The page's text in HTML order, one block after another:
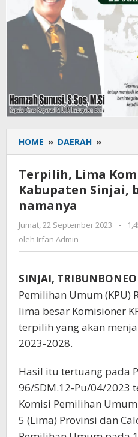
HOME » DAERAH »
Lima
untuk
KPU
berikut
Terpilih, Lima
Kabupaten Sinjai,
namanya
Jumat, 22 September 2023
oleh
-
oleh Irfan Admin
SINJAI,
Pemilihan Umum (KPU)
lima besar Komisioner
terpilih yang akan
2023-2028.
Hasil itu tertuang pada
96/SDM.12-Pu/04/2023
Komisi Pemilihan
5 (Lima) Provinsi dan